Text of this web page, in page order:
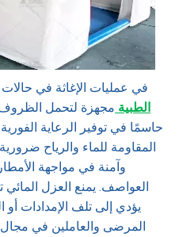
في عمليات الإغاثة في حالات
الطبية مجهزة لتحمل الظروف
حاسمًا في توفير الرعاية
المقاومة للماء والرياح
وآمنة في مواجهة
العواصف. يمنع العزل المائي
يؤدي إلى تلف الإمدادات أو
المرضى والعاملين في مجال